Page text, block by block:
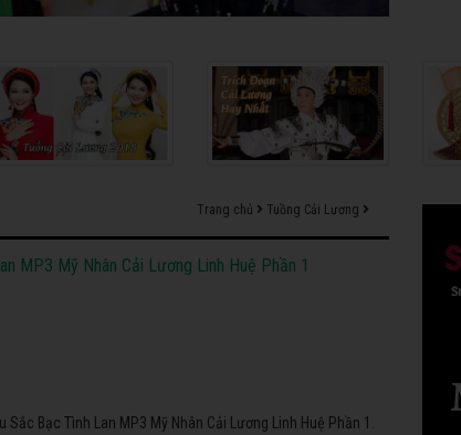
Trang chủ Tuồng Cải Lương
MP3 Mỹ Nhân Cải Lương Linh Huệ Phần 1
Bạc Tình Lan MP3 Mỹ Nhân Cải Lương Linh Huệ Phần 1.